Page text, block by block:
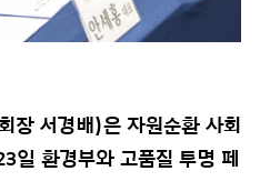
장 서경배)은 자원순환 사회
일 환경부와 고품질 투명 페